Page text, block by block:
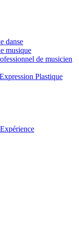
danse
musique
de musicien
Plastique